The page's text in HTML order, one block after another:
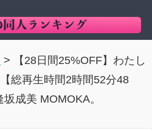
>
【28日間25%OFF】わたし
総再生時間2時間52分48
成美 MOMOKA。